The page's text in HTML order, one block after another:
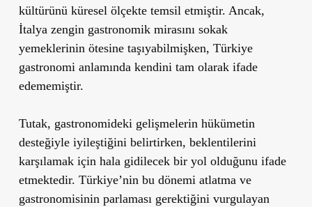
kültürünü küresel ölçekte temsil etmiştir. Ancak,
İtalya zengin gastronomik mirasını sokak
yemeklerinin ötesine taşıyabilmişken, Türkiye
gastronomi anlamında kendini tam olarak ifade
edememiştir.
Tutak, gastronomideki gelişmelerin hükümetin
desteğiyle iyileştiğini belirtirken, beklentilerini
karşılamak için hala gidilecek bir yol olduğunu ifade
etmektedir. Türkiye’nin bu dönemi atlatma ve
gastronomisinin parlaması gerektiğini vurgulayan